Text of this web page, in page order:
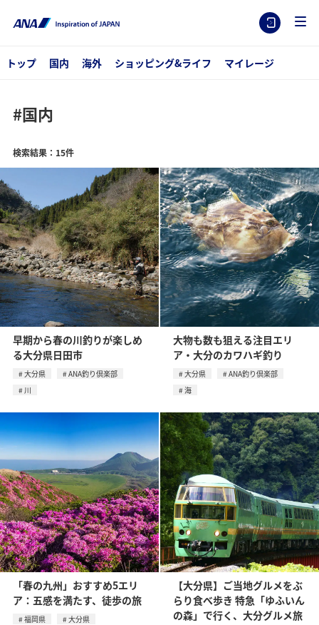
トップ 国内 海外 ショッピング&ライフ マイレージ
#国内
検索結果：15件
早期から春の川釣りが楽しめ
る大分県日田市
大分県
ANA釣り倶楽部
川
大物も数も狙える注目エリ
ア・大分のカワハギ釣り
大分県
ANA釣り倶楽部
海
「春の九州」おすすめ5エリ
ア：五感を満たす、徒歩の旅
福岡県
大分県
【大分県】ご当地グルメをぶ
らり食べ歩き 特急「ゆふいん
の森」で行く、大分グルメ旅